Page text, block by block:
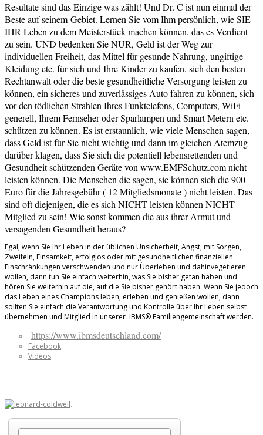
Resultate sind das Einzige was zählt! Und Dr. C ist nun einmal der
Beste auf seinem Gebiet. Lernen Sie vom Ihm persönlich, wie SIE
IHR Leben zu dem Meisterstück machen können, das es Verdient
zu sein. UND bedenken Sie NUR, Geld ist der Weg zur
individuellen Freiheit, das Mittel für gesunde Nahrung, ungiftige
Kleidung etc. für sich und Ihre Kinder zu kaufen, sich den besten
Rechtanwalt oder die beste gesundheitliche Versorgung leisten zu
können, ein sicheres und zuverlässiges Auto fahren zu können, sich
vor den tödlichen Strahlen Ihres Funktelefons, Computers, WiFi
generell, Ihrem Fernseher oder Sparlampen und Smart Metern etc.
schützen zu können. Es ist erstaunlich, wie viele Menschen sagen,
dass Geld ist für Sie nicht wichtig und dann im gleichen Atemzug
darüber klagen, dass Sie sich die potentiell lebensrettenden und
Gesundheit schützenden Geräte von www.EMFSchutz.com nicht
leisten können. Die Menschen die sagen, sie können sich die 900
Euro für die Jahresgebühr ( 12 Mitgliedsmonate ) nicht leisten. Das
sind oft diejenigen, die es sich NICHT leisten können NICHT
Mitglied zu sein! Wie sonst kommen die aus ihrer Armut und
versagenden Gesundheit heraus?
Egal, wenn Sie Ihr Leben in der üblichen Unsicherheit, Angst, mit Sorgen,
Zweifeln, Einsamkeit, erfolglos oder mit gesundheitlichen finanziellen
Einschränkungen verschwenden und nur Überleben und dahinvegetieren
wollen, dann tun Sie einfach weiterhin, was Sie bisher getan haben und
hören Sie weiterhin auf die, auf die Sie bisher gehört haben. Wenn Sie jedoch
das Leben eines Champions leben, erleben und genießen wollen, dann
sollten Sie einfach die Verantwortung und Kontrolle über Ihr Leben selbst
übernehmen und Mitglied in unserer IBMS® Familiengemeinschaft werden.
https://www.ibmsdeutschland.com/
Facebook
Videos
.